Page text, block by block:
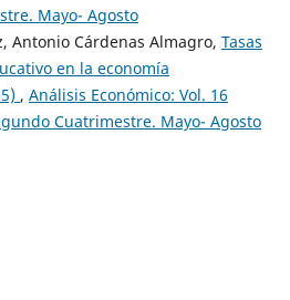
Mayo- Agosto
Antonio Cárdenas Almagro, Tasas
en la economía
, Análisis Económico: Vol. 16
Cuatrimestre. Mayo- Agosto